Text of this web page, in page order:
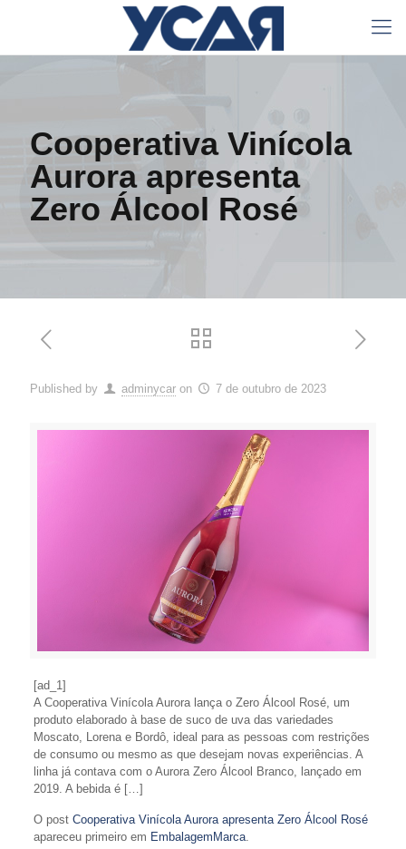
Cooperativa Vinícola
Aurora apresenta
Zero Álcool Rosé
Published by adminycar on 7 de outubro de 2023
[ad_1]
A Cooperativa Vinícola Aurora lança o Zero Álcool Rosé, um
produto elaborado à base de suco de uva das variedades
Moscato, Lorena e Bordô, ideal para as pessoas com restrições
de consumo ou mesmo as que desejam novas experiências. A
linha já contava com o Aurora Zero Álcool Branco, lançado em
2019. A bebida é […]
O post Cooperativa Vinícola Aurora apresenta Zero Álcool Rosé
apareceu primeiro em EmbalagemMarca.